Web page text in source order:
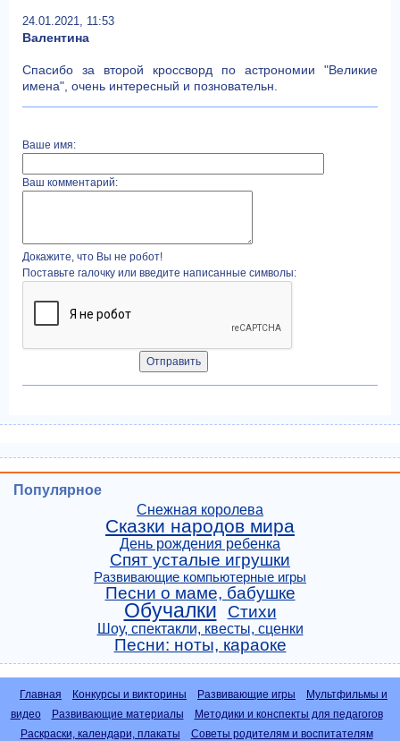
24.01.2021, 11:53
Валентина
Спасибо за второй кроссворд по астрономии "Великие
имена", очень интересный и позновательн.
Ваше имя:
Ваш комментарий:
Докажите, что Вы не робот!
Поставьте галочку или введите написанные символы:
Популярное
Снежная королева
Сказки народов мира
День рождения ребенка
Спят усталые игрушки
Развивающие компьютерные игры
Песни о маме, бабушке
Обучалки Стихи
Шоу, спектакли, квесты, сценки
Песни: ноты, караоке
Главная Конкурсы и викторины Развивающие игры
Мультфильмы и
видео
Развивающие материалы
Методики и конспекты для педагогов
Раскраски, календари, плакаты
Советы родителям и воспитателям